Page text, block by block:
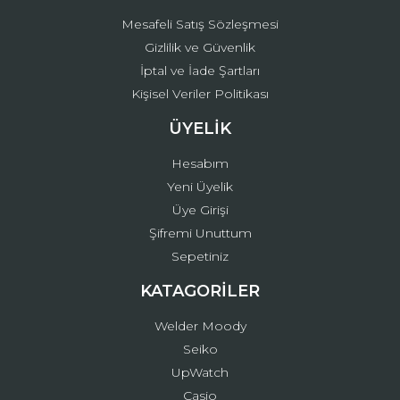
Mesafeli Satış Sözleşmesi
Gizlilik ve Güvenlik
İptal ve İade Şartları
Kişisel Veriler Politikası
ÜYELİK
Hesabım
Yeni Üyelik
Üye Girişi
Şifremi Unuttum
Sepetiniz
KATAGORİLER
Welder Moody
Seiko
UpWatch
Casio